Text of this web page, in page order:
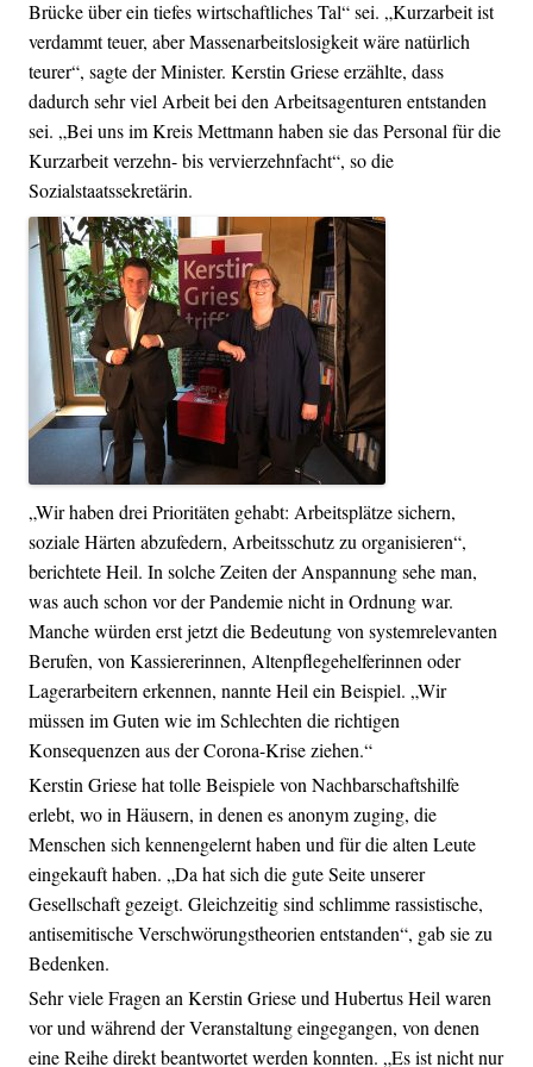
Brücke über ein tiefes wirtschaftliches Tal“ sei. „Kurzarbeit ist
verdammt teuer, aber Massenarbeitslosigkeit wäre natürlich
teurer“, sagte der Minister. Kerstin Griese erzählte, dass
dadurch sehr viel Arbeit bei den Arbeitsagenturen entstanden
sei. „Bei uns im Kreis Mettmann haben sie das Personal für die
Kurzarbeit verzehn- bis vervierzehnfacht“, so die
Sozialstaatssekretärin.
„Wir haben drei Prioritäten gehabt: Arbeitsplätze sichern,
soziale Härten abzufedern, Arbeitsschutz zu organisieren“,
berichtete Heil. In solche Zeiten der Anspannung sehe man,
was auch schon vor der Pandemie nicht in Ordnung war.
Manche würden erst jetzt die Bedeutung von systemrelevanten
Berufen, von Kassiererinnen, Altenpflegehelferinnen oder
Lagerarbeitern erkennen, nannte Heil ein Beispiel. „Wir
müssen im Guten wie im Schlechten die richtigen
Konsequenzen aus der Corona-Krise ziehen.“
Kerstin Griese hat tolle Beispiele von Nachbarschaftshilfe
erlebt, wo in Häusern, in denen es anonym zuging, die
Menschen sich kennengelernt haben und für die alten Leute
eingekauft haben. „Da hat sich die gute Seite unserer
Gesellschaft gezeigt. Gleichzeitig sind schlimme rassistische,
antisemitische Verschwörungstheorien entstanden“, gab sie zu
Bedenken.
Sehr viele Fragen an Kerstin Griese und Hubertus Heil waren
vor und während der Veranstaltung eingegangen, von denen
eine Reihe direkt beantwortet werden konnten. „Es ist nicht nur